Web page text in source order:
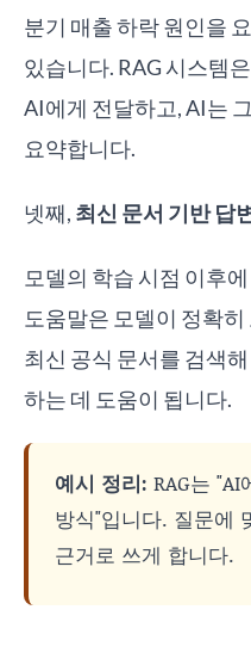
분기 매출 하락 원인을
있습니다. RAG 시스템
AI에게 전달하고, AI는
요약합니다.
넷째, 최신 문서 기반 답
모델의 학습 시점 이후
도움말은 모델이 정확
최신 공식 문서를 검색
하는 데 도움이 됩니다.
예시 정리: RAG는
방식"입니다. 질문에
근거로 쓰게 합니다.